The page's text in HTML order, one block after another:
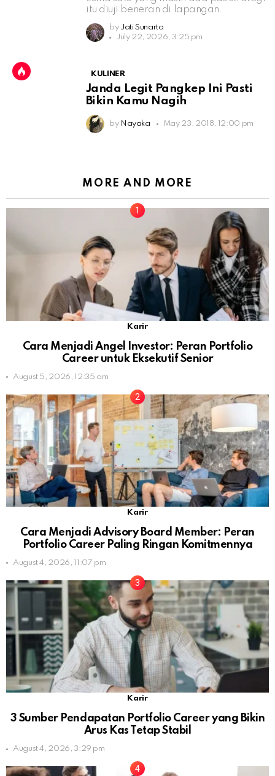
itu diuji beneran di lapangan.
by Jati Sunarto
July 22, 2026, 3:25 pm
KULINER
Janda Legit Pangkep Ini Pasti
Bikin Kamu Nagih
by Nayaka May 23, 2018, 12:00 pm
MORE AND MORE
Karir
Cara Menjadi Angel Investor: Peran Portfolio
Career untuk Eksekutif Senior
August 5, 2026, 12:35 am
Karir
Cara Menjadi Advisory Board Member: Peran
Portfolio Career Paling Ringan Komitmennya
August 4, 2026, 11:07 pm
Karir
3 Sumber Pendapatan Portfolio Career yang Bikin
Arus Kas Tetap Stabil
August 4, 2026, 3:29 pm